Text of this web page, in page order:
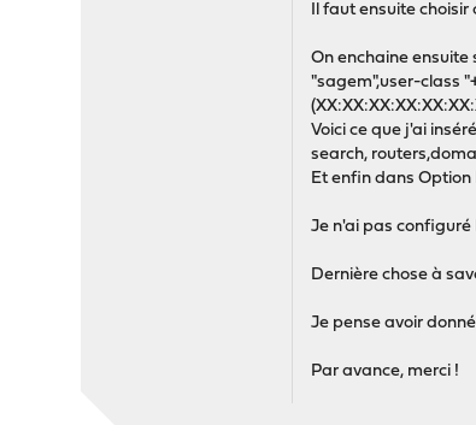
Il faut ensuite
On enchaine
"sagem",user-class
Voici ce que j'ai
search,
Et enfin dans
Je n'ai pas configuré
Dernière chose à
Je pense avoir
Par avance, merci !